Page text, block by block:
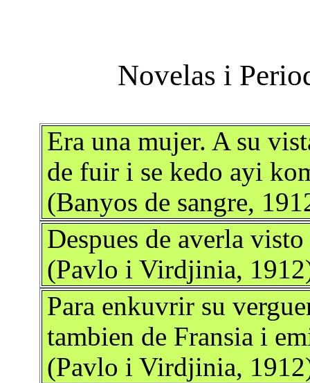
Era una mujer. A su
de fuir i se kedo ayi
(Banyos de sangre,
Despues de averla
(Pavlo i Virdjinia,
Para enkuvrir su
tambien de Fransia i
(Pavlo i Virdjinia,